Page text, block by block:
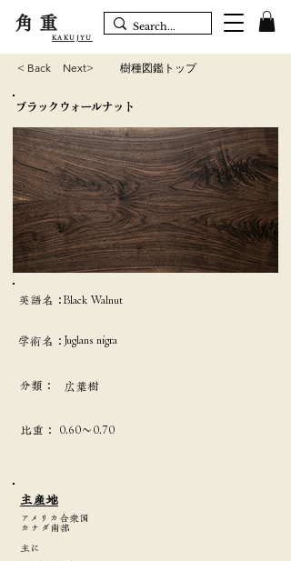
角重
KAKUJYU
< Back Next> 樹種図鑑トップ
ブラックウォールナット
英語名：Black Walnut
学術名： Juglans nigra
分類： 広葉樹
​比重： 0.60～0.70
主産地
アメリカ合衆国
カナダ南部
主に